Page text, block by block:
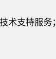
术支持服务；